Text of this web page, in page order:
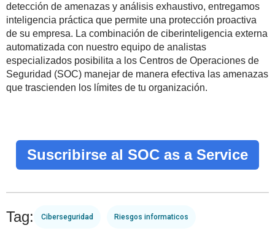
detección de amenazas y análisis exhaustivo, entregamos
inteligencia práctica que permite una protección proactiva
de su empresa. La combinación de ciberinteligencia externa
automatizada con nuestro equipo de analistas
especializados posibilita a los Centros de Operaciones de
Seguridad (SOC) manejar de manera efectiva las amenazas
que trascienden los límites de tu organización.
Suscribirse al SOC as a Service
Tag: Ciberseguridad Riesgos informaticos